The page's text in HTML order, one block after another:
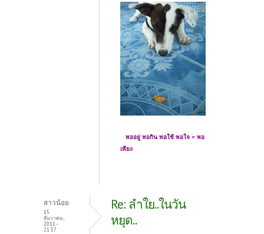
พออยู่ พอกิน พอใช้ พอใจ = พอ
เพียง
สาวน้อย
15
ธันวาคม,
2011 -
21:57
Re: ลำใย..ในวัน
หยุด..